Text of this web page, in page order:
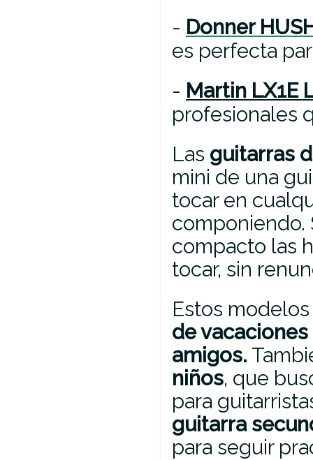
- Donner
es perfecta
- Martin LX1E
profesionales
Las guitarras
mini de una
tocar en
componiendo.
compacto las
tocar, sin
Estos
de
amigos.
niños, que
para
guitarra
para seguir